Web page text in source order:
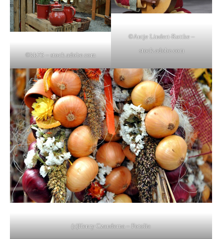
©kk75 – stock.adobe.com
©Antje Lindert-Rottke –
stock.adobe.com
(c)Henry Czauderna – Fotolia